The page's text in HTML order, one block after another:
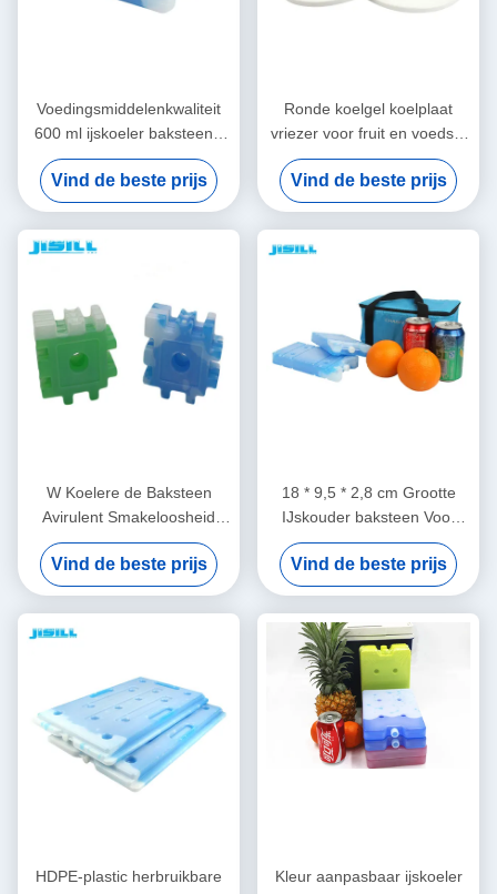
Voedingsmiddelenkwaliteit
600 ml ijskoeler baksteen -
niet-kaustisch Voor transport
in koude keten Voor voedsel
bevroren
Vind de beste prijs
Ronde koelgel koelplaat
vriezer voor fruit en voedsel
vers, 860 ml inhoud voor
voedsel bevroren
Vind de beste prijs
W Koelere de Baksteen
Avirulent Smakeloosheid
PCM van het Raadselijs
binnen Materiaal voor
Bevroren Voedseldranken
Vind de beste prijs
18 * 9,5 * 2,8 cm Grootte
IJskouder baksteen Voor
isolatie Koeler dozen met
verschillende kleuren Voor
voedsel bevroren
Vind de beste prijs
HDPE-plastic herbruikbare
Kleur aanpasbaar ijskoeler